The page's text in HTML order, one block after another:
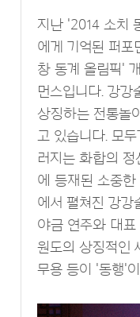
지난 '2014 소치
에게 기억된 퍼포
창 동계 올림픽'
먼스입니다. 강
상징하는 전통놀
고 있습니다. 모
러지는 화합의
에 등재된 소중한
에서 펼쳐진 강강
야금 연주와 대
원도의 상징적인
무용 등이 '동행'